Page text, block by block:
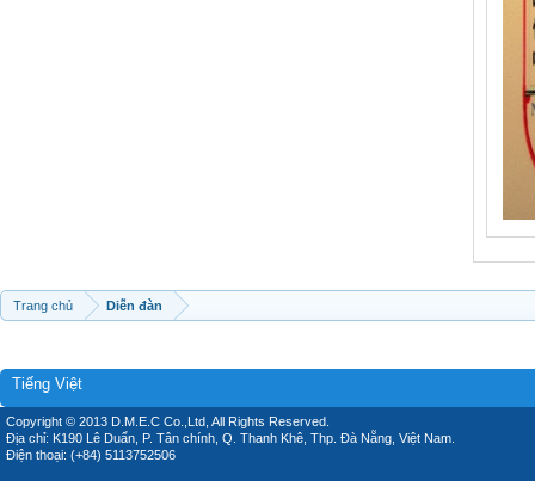
Trang chủ Diễn đàn
Tiếng Việt
Copyright © 2013 D.M.E.C Co.,Ltd, All Rights Reserved.
Địa chỉ: K190 Lê Duẩn, P. Tân chính, Q. Thanh Khê, Thp. Đà Nẵng, Việt Nam.
Điện thoại: (+84) 5113752506